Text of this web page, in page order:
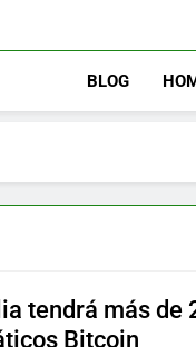
BLOG
tendrá más de
Bitcoin